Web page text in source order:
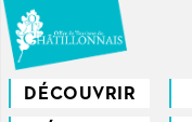
Aller
au
contenu
principal
DÉCOUVRIR